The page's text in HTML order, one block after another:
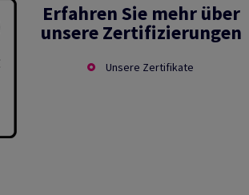
Erfahren Sie mehr über
unsere Zertifizierungen
Unsere Zertifikate